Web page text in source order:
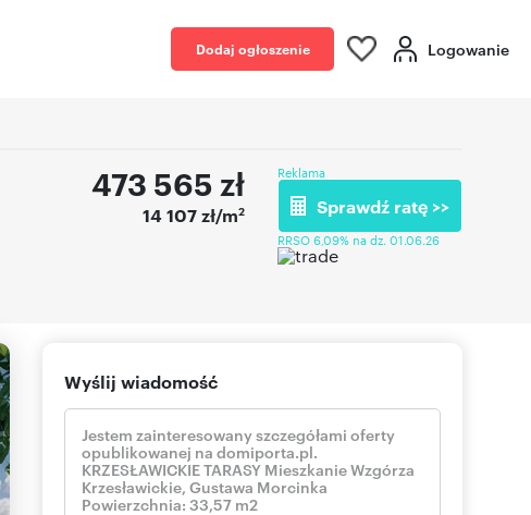
Dodaj ogłoszenie Logowanie
473 565 zł
14 107 zł/m2
Reklama
Sprawdź ratę >>
RRSO 6,09% na dz. 01.06.26
Wyślij wiadomość